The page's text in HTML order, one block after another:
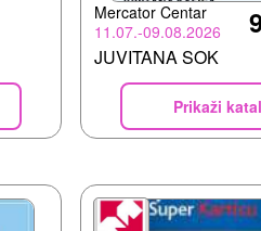
Mercator Centar
11.07.-09.08.2026
JUVITANA SOK
Prikaži